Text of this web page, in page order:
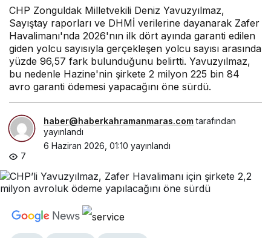
CHP Zonguldak Milletvekili Deniz Yavuzyılmaz,
Sayıştay raporları ve DHMİ verilerine dayanarak Zafer
Havalimanı'nda 2026'nın ilk dört ayında garanti edilen
giden yolcu sayısıyla gerçekleşen yolcu sayısı arasında
yüzde 96,57 fark bulunduğunu belirtti. Yavuzyılmaz,
bu nedenle Hazine'nin şirkete 2 milyon 225 bin 84
avro garanti ödemesi yapacağını öne sürdü.
haber@haberkahramanmaras.comtarafından
yayınlandı
6 Haziran 2026, 01:10 yayınlandı
7